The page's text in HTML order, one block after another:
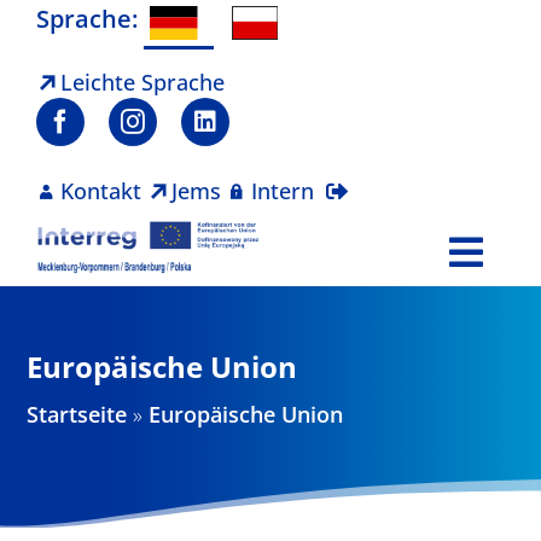
Zum
springen
Sprache:
Leichte Sprache
Kontakt Jems Intern
Projekte
Europäische Union
Startseite » Europäische Union